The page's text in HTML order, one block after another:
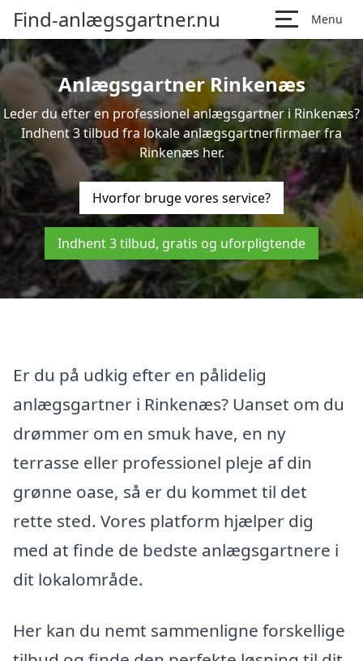
Find-anlægsgartner.nu Menu
Anlægsgartner Rinkenæs
Leder du efter en professionel anlægsgartner i Rinkenæs?
Indhent 3 tilbud fra lokale anlægsgartnerfirmaer fra
Rinkenæs her.
Hvorfor bruge vores service?
Indhent 3 tilbud, gratis og uforpligtende
Er du på udkig efter en pålidelig
anlægsgartner i Rinkenæs? Uanset om du
drømmer om en smuk have, en ny
terrasse eller professionel pleje af din
grønne oase, så er du kommet til det
rette sted. Vores platform hjælper dig
med at finde de bedste anlægsgartnere i
dit lokalområde.
Her kan du nemt sammenligne forskellige